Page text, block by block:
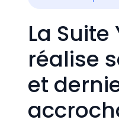
La
réalise
et